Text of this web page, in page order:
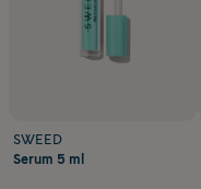
SWEED
Serum 5 ml